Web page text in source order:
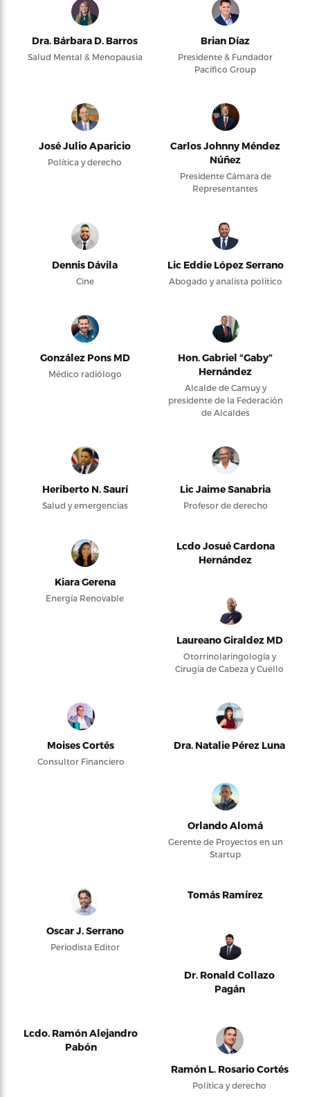
Dra. Bárbara D. Barros
Salud Mental & Menopausia
Brian Díaz
Presidente & Fundador
Pacifico Group
José Julio Aparicio
Política y derecho
Carlos Johnny Méndez
Núñez
Presidente Cámara de
Representantes
Dennis Dávila
Cine
Lic Eddie López Serrano
Abogado y analista político
González Pons MD
Médico radiólogo
Hon. Gabriel “Gaby”
Hernández
Alcalde de Camuy y
presidente de la Federación
de Alcaldes
Heriberto N. Saurí
Salud y emergencias
Lic Jaime Sanabria
Profesor de derecho
Kiara Gerena
Energía Renovable
Lcdo Josué Cardona
Hernández
Laureano Giraldez MD
Otorrinolaringología y
Cirugía de Cabeza y Cuello
Moises Cortés
Consultor Financiero
Dra. Natalie Pérez Luna
Orlando Alomá
Gerente de Proyectos en un
Startup
Oscar J. Serrano
Periodista Editor
Tomás Ramírez
Dr. Ronald Collazo
Pagán
Lcdo. Ramón Alejandro
Pabón
Ramón L. Rosario Cortés
Política y derecho